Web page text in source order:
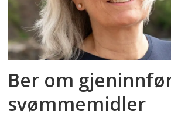
Ber om
svømmemidler